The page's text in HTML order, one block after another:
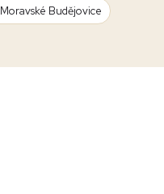
Budějovice